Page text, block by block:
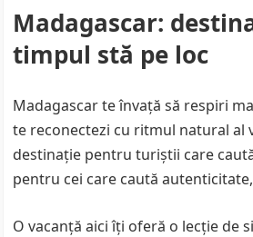
Madagascar:
timpul stă pe loc
Madagascar te învață să respiri
te reconectezi cu ritmul natural al
destinație pentru turiștii care
pentru cei care caută
O vacanță aici îți oferă o lecție de